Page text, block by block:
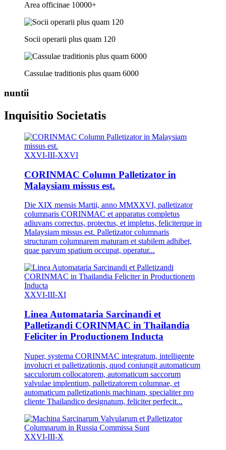
Area officinae 10000+
Socii operarii plus quam 120
Cassulae traditionis plus quam 6000
nuntii
Inquisitio Societatis
XXVI-III-XXVI
CORINMAC Column Palletizator in
Malaysiam missus est.
Die XIX mensis Martii, anno MMXXVI, palletizator
columnaris CORINMAC et apparatus completus
adiuvans correctus, protectus, et impletus, feliciterque in
Malaysiam missus est. Palletizator columnaris
structuram columnarem maturam et stabilem adhibet,
quae parvum spatium occupat, operatur...
XXVI-III-XI
Linea Automataria Sarcinandi et
Palletizandi CORINMAC in Thailandia
Feliciter in Productionem Inducta
Nuper, systema CORINMAC integratum, intelligente
involucri et palletizationis, quod coniungit automaticum
sacculorum collocatorem, automaticum saccorum
valvulae implentium, palletizatorem columnae, et
automaticum palletizationis machinam, specialiter pro
cliente Thailandico designatum, feliciter perfecit...
XXVI-III-X